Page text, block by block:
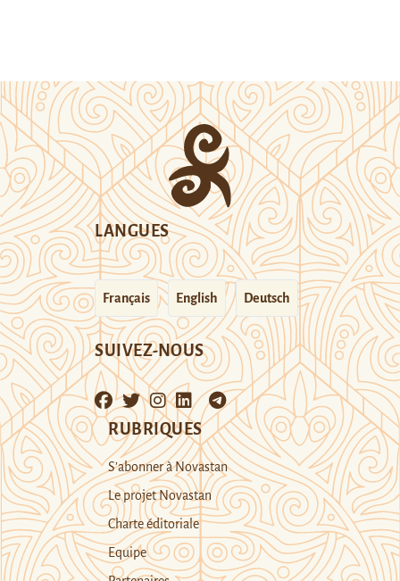
LANGUES
Français English Deutsch
SUIVEZ-NOUS
RUBRIQUES
S’abonner à Novastan
Le projet Novastan
Charte éditoriale
Equipe